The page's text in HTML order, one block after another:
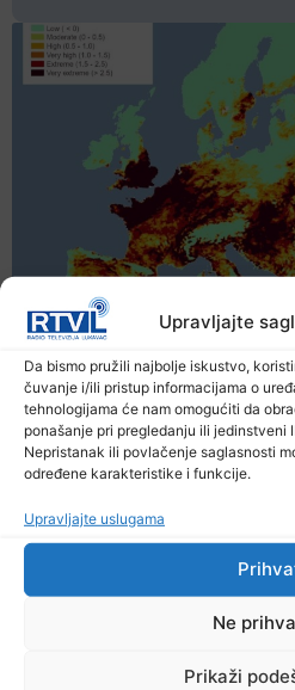
Upravljajte
Da bismo pružili najbolje iskustvo,
čuvanje i/ili pristup informacijama o
tehnologijama će nam omogućiti da
ponašanje pri pregledanju ili
Nepristanak ili povlačenje saglasnosti
određene karakteristike i funkcije.
Upravljajte uslugama
Ne
Prikaži
Upozorenje za narednih
prijete Balkanu, u rizičnoj